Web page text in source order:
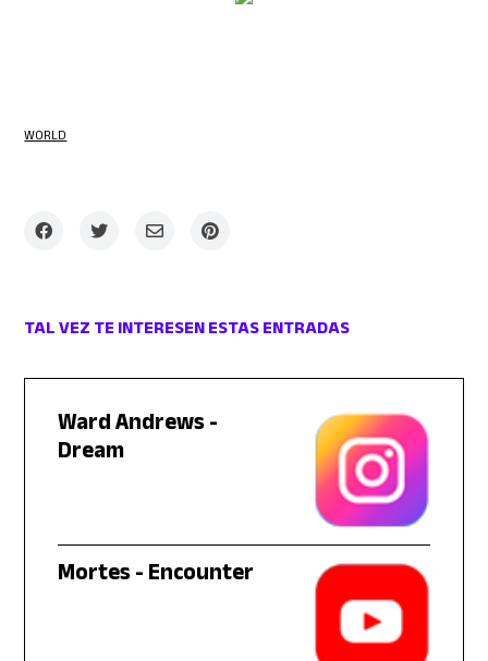
WORLD
TAL VEZ TE INTERESEN ESTAS ENTRADAS
Ward Andrews -
Dream
Mortes - Encounter